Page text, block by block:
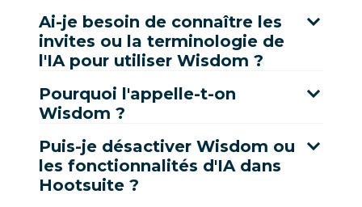
Ai-je besoin de connaître les
invites ou la terminologie de
l'IA pour utiliser Wisdom ?
Pourquoi l'appelle-t-on
Wisdom ?
Puis-je désactiver Wisdom ou
les fonctionnalités d'IA dans
Hootsuite ?